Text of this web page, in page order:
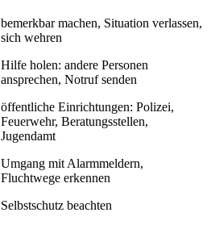
bemerkbar machen, Situation verlassen,
sich wehren
Hilfe holen: andere Personen
ansprechen, Notruf senden
öffentliche Einrichtungen: Polizei,
Feuerwehr, Beratungsstellen,
Jugendamt
Umgang mit Alarmmeldern,
Fluchtwege erkennen
Selbstschutz beachten